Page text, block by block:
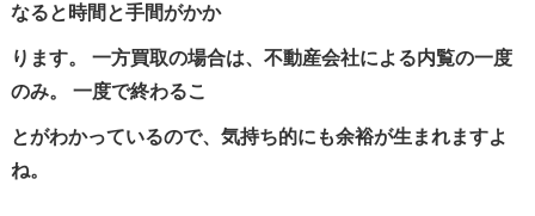
なると時間と手間がかか
ります。 一方買取の場合は、不動産会社による内覧の一度
のみ。 一度で終わるこ
とがわかっているので、気持ち的にも余裕が生まれますよ
ね。